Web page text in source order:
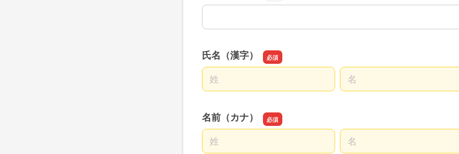
企業名/学校名
氏名（漢字）
名前の姓
名前の名
名前（カナ）
名前の姓
名前の名